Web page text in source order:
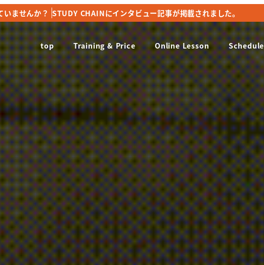
いませんか？ STUDY CHAINにインタビュー記事が掲載されました。
top Training & Price Online Lesson Schedule
いませんか？ STUDY CHAINにインタビュー記事が掲載されました。